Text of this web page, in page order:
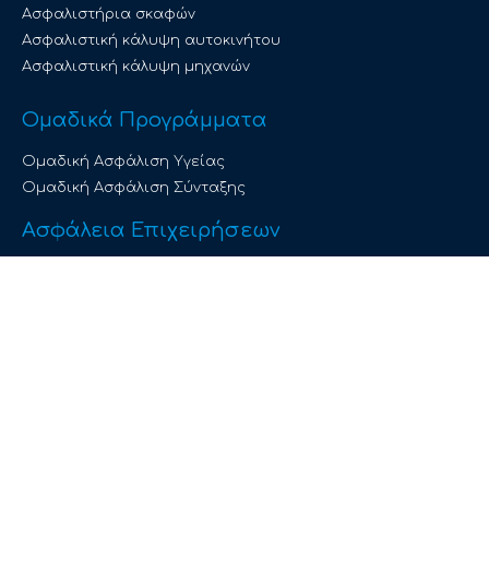
Ασφαλιστήρια σκαφών
Ασφαλιστική κάλυψη αυτοκινήτου
Ασφαλιστική κάλυψη μηχανών
Ομαδικά Προγράμματα
Ομαδική Ασφάλιση Υγείας
Ομαδική Ασφάλιση Σύνταξης
Ασφάλεια Επιχειρήσεων